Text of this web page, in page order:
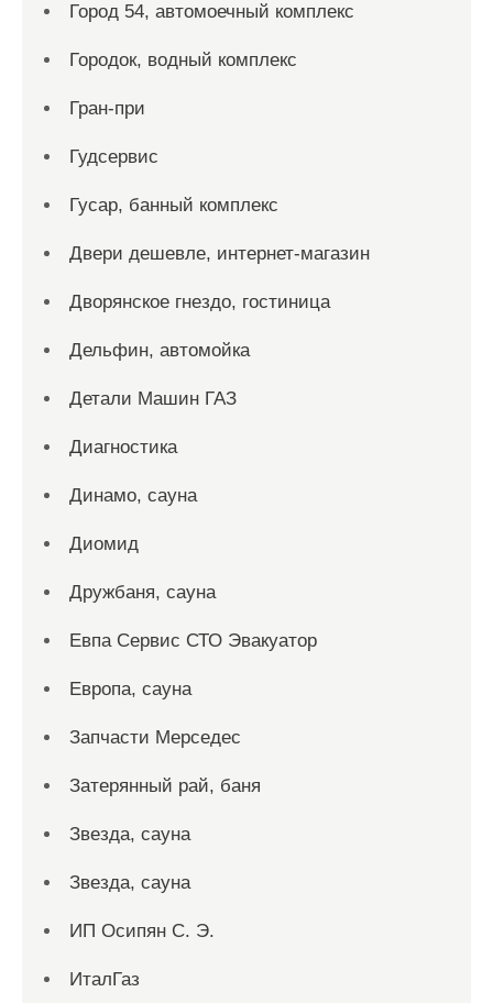
Город 54, автомоечный комплекс
Городок, водный комплекс
Гран-при
Гудсервис
Гусар, банный комплекс
Двери дешевле, интернет-магазин
Дворянское гнездо, гостиница
Дельфин, автомойка
Детали Машин ГАЗ
Диагностика
Динамо, сауна
Диомид
Дружбаня, сауна
Евпа Сервис СТО Эвакуатор
Европа, сауна
Запчасти Мерседес
Затерянный рай, баня
Звезда, сауна
Звезда, сауна
ИП Осипян С. Э.
ИталГаз